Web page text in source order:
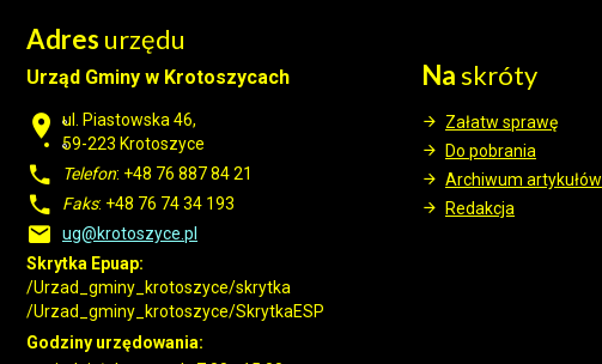
Adres urzędu
Urząd Gminy w Krotoszycach
ul. Piastowska 46,
59-223 Krotoszyce
Telefon: +48 76 887 84 21
Faks: +48 76 74 34 193
ug@krotoszyce.pl
Skrytka Epuap:
/Urzad_gminy_krotoszyce/skrytka
/Urzad_gminy_krotoszyce/SkrytkaESP
Godziny urzędowania:
Naskróty
Załatw sprawę
Do pobrania
Archiwum artykułów
Redakcja